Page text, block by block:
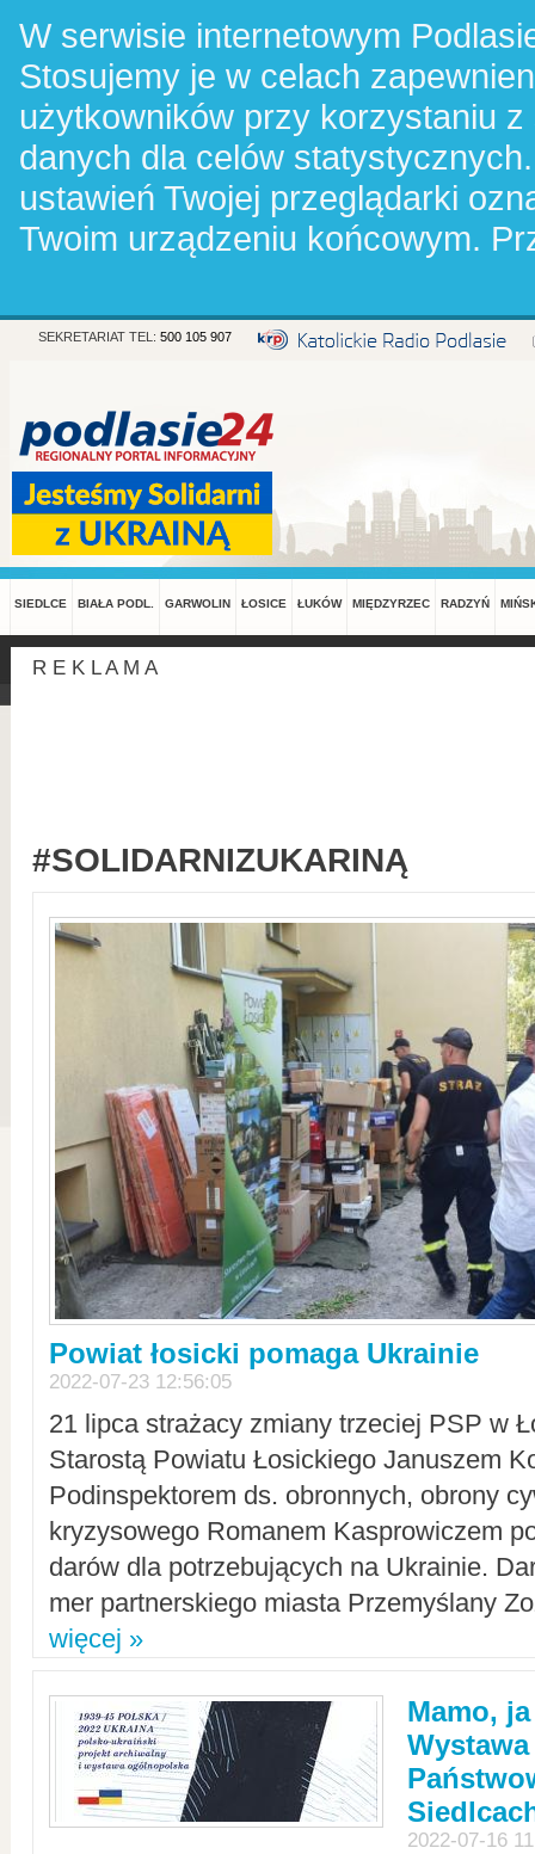
W serwisie internetowym
Stosujemy je w celach
użytkowników przy korzystaniu
danych dla celów
ustawień Twojej przeglądarki
Twoim urządzeniu końcowym.
SEKRETARIAT TEL: 500 105 907
SIEDLCE BIAŁA PODL. GARWOLIN ŁOSICE ŁUKÓW MIĘDZYRZEC RADZYŃ
R E K L A M A
#SOLIDARNIZUKARINĄ
Powiat łosicki pomaga Ukrainie
2022-07-23 12:56:05
21 lipca strażacy zmiany trzeciej PSP w
Starostą Powiatu Łosickiego Januszem
Podinspektorem ds. obronnych, obrony
kryzysowego Romanem Kasprowiczem
darów dla potrzebujących na Ukrainie.
mer partnerskiego miasta Przemyślany
więcej »
Mamo,
2022-07-16